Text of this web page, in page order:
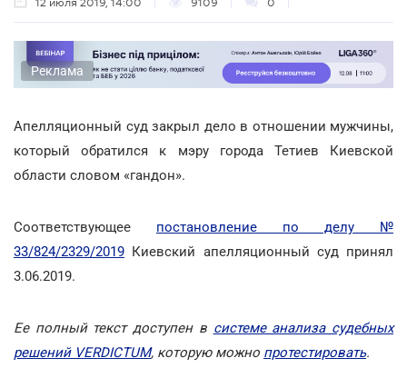
12 июля 2019, 14:00 9109 0
Реклама
Апелляционный суд закрыл дело в отношении мужчины,
который обратился к мэру города Тетиев Киевской
области словом «гандон».
Соответствующее постановление по делу №
33/824/2329/2019 Киевский апелляционный суд принял
3.06.2019.
Ее полный текст доступен в системе анализа судебных
решений VERDICTUM, которую можно протестировать.